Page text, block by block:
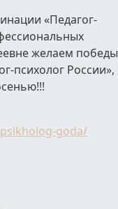
«Педагог-
желаем победы
психолог России»,
goda/